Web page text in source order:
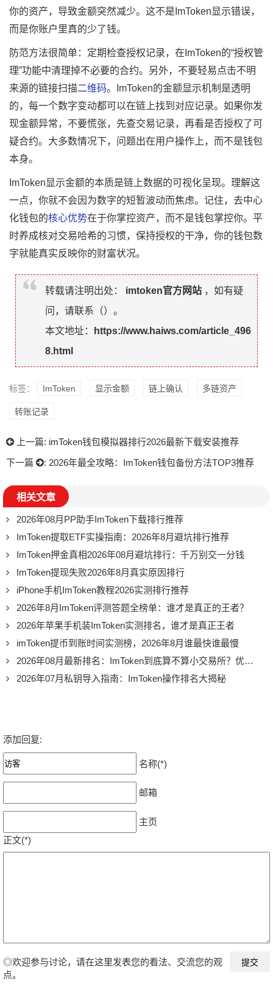
你的资产，导致金额突然减少。这不是ImToken显示错误，
而是你账户里真的少了钱。
防范方法很简单：定期检查授权记录，在ImToken的“授权管
理”功能中清理掉不必要的合约。另外，不要轻易点击不明
来源的链接扫描二维码。ImToken的金额显示机制是透明
的，每一个数字变动都可以在链上找到对应记录。如果你发
现金额异常，不要慌张，先查交易记录，再看是否授权了可
疑合约。大多数情况下，问题出在用户操作上，而不是钱包
本身。
ImToken显示金额的本质是链上数据的可视化呈现。理解这
一点，你就不会因为数字的短暂波动而焦虑。记住，去中心
化钱包的核心优势在于你掌控资产，而不是钱包掌控你。平
时养成核对交易哈希的习惯，保持授权的干净，你的钱包数
字就能真实反映你的财富状况。
转载请注明出处： imtoken官方网站 ，如有疑
问，请联系（）。
本文地址：
https://www.haiws.com/article_496
8.html
标签： ImToken 显示金额 链上确认 多链资产
转账记录
上一篇: imToken钱包模拟器排行2026最新下载安装推荐
下一篇
: 2026年最全攻略：ImToken钱包备份方法TOP3推荐
相关文章
2026年08月PP助手ImToken下载排行推荐
ImToken提取ETF实操指南：2026年8月避坑排行推荐
ImToken押金真相2026年08月避坑排行：千万别交一分钱
ImToken提现失败2026年8月真实原因排行
iPhone手机ImToken教程2026实测排行推荐
2026年8月ImToken评测答题全榜单：谁才是真正的王者？
2026年苹果手机装ImToken实测排名，谁才是真正王者
imToken提币到账时间实测榜，2026年8月谁最快谁最慢
2026年08月最新排名：ImToken到底算不算小交易所？优缺点一次说清
2026年07月私钥导入指南：ImToken操作排名大揭秘
添加回复:
名称(*)
邮箱
主页
正文(*)
◎欢迎参与讨论，请在这里发表您的看法、交流您的观
点。